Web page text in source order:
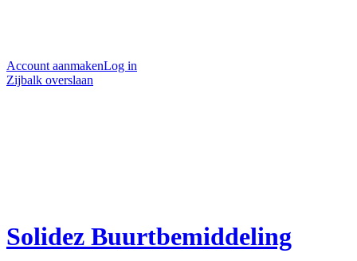
Account aanmakenLog in
Zijbalk overslaan
Solidez Buurtbemiddeling